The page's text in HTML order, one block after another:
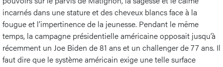
incarnés dans une stature et des cheveux blancs face à la
fougue et l’impertinence de la jeunesse. Pendant le même
temps, la campagne présidentielle américaine opposait jusqu’à
récemment un Joe Biden de 81 ans et un challenger de 77 ans. Il
faut dire que le système américain exige une telle surface